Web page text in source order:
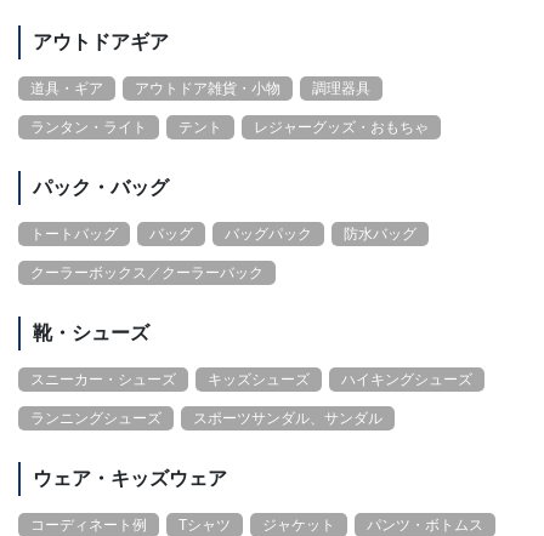
アウトドアギア
道具・ギア アウトドア雑貨・小物 調理器具
ランタン・ライト テント レジャーグッズ・おもちゃ
パック・バッグ
トートバッグ バッグ バッグパック 防水バッグ
クーラーボックス／クーラーバック
靴・シューズ
スニーカー・シューズ キッズシューズ ハイキングシューズ
ランニングシューズ スポーツサンダル、サンダル
ウェア・キッズウェア
コーディネート例 Tシャツ ジャケット パンツ・ボトムス